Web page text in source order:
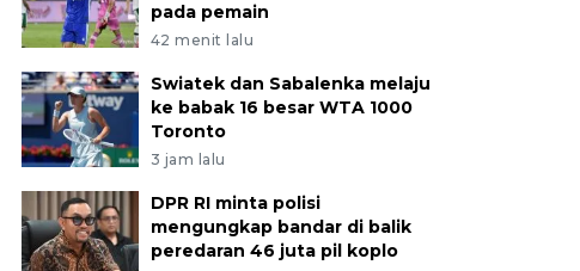
pada pemain
42 menit lalu
Swiatek dan Sabalenka melaju
ke babak 16 besar WTA 1000
Toronto
3 jam lalu
DPR RI minta polisi
mengungkap bandar di balik
peredaran 46 juta pil koplo